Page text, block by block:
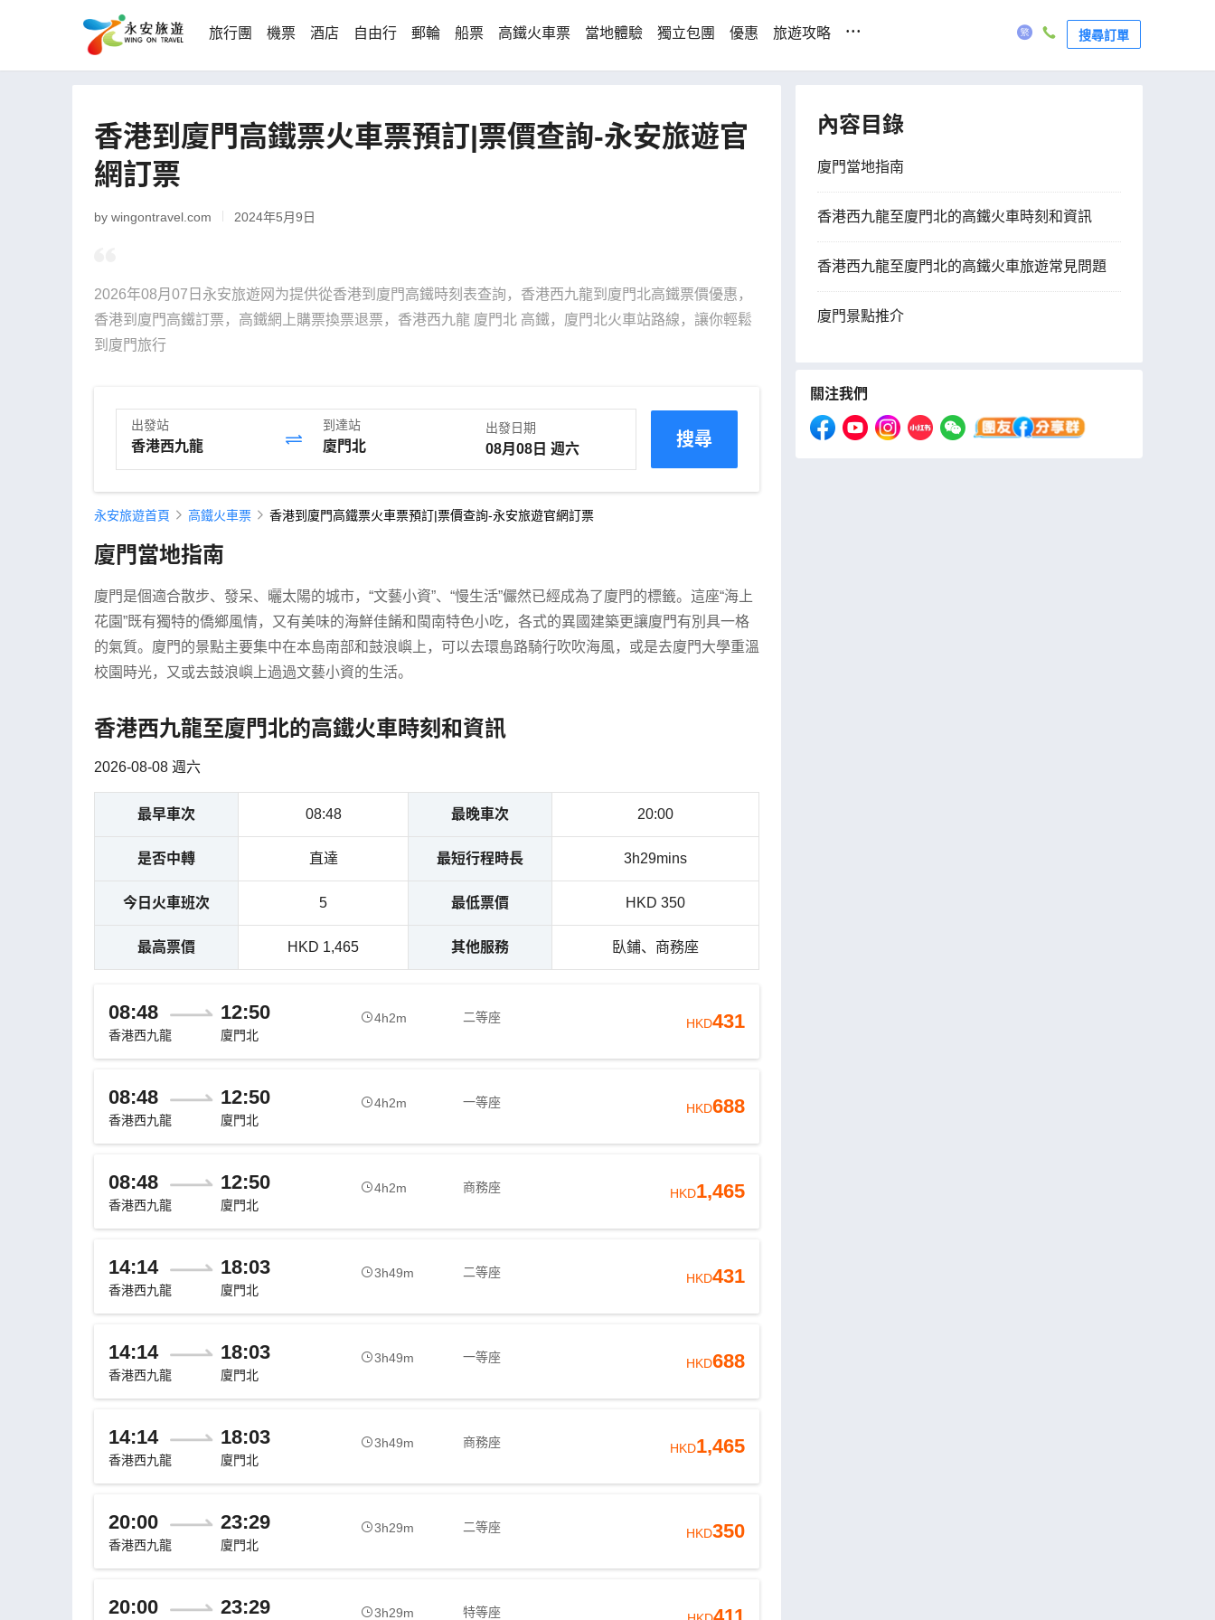
旅行團 機票 酒店 自由行 郵輪 船票 高鐵火車票 當地體驗 獨立包團 優惠 旅遊攻略 ... 搜尋訂單
香港到廈門高鐵票火車票預訂|票價查詢-永安旅遊官
網訂票
by wingontravel.com 2024年5月9日
2026年08月07日永安旅遊网为提供從香港到廈門高鐵時刻表查詢，香港西九龍到廈門北高鐵票價優惠，
香港到廈門高鐵訂票，高鐵網上購票換票退票，香港西九龍 廈門北 高鐵，廈門北火車站路線，讓你輕鬆
到廈門旅行
出發站 到達站 出發日期
搜尋
永安旅遊首頁 高鐵火車票 香港到廈門高鐵票火車票預訂|票價查詢-永安旅遊官網訂票
廈門當地指南
廈門是個適合散步、發呆、曬太陽的城市，“文藝小資”、“慢生活”儼然已經成為了廈門的標籤。這座“海上
花園”既有獨特的僑鄉風情，又有美味的海鮮佳餚和閩南特色小吃，各式的異國建築更讓廈門有別具一格
的氣質。廈門的景點主要集中在本島南部和鼓浪嶼上，可以去環島路騎行吹吹海風，或是去廈門大學重溫
校園時光，又或去鼓浪嶼上過過文藝小資的生活。
香港西九龍至廈門北的高鐵火車時刻和資訊
2026-08-08 週六
最早車次 08:48 最晚車次 20:00
是否中轉 直達 最短行程時長 3h29mins
今日火車班次 5 最低票價 HKD 350
最高票價 HKD 1,465 其他服務 臥鋪、商務座
08:48 12:50
香港西九龍 廈門北
4h2m 二等座 HKD431
08:48 12:50
香港西九龍 廈門北
4h2m 一等座 HKD688
08:48 12:50
香港西九龍 廈門北
4h2m 商務座 HKD1,465
14:14 18:03
香港西九龍 廈門北
3h49m 二等座 HKD431
14:14 18:03
香港西九龍 廈門北
3h49m 一等座 HKD688
14:14 18:03
香港西九龍 廈門北
3h49m 商務座 HKD1,465
20:00 23:29
香港西九龍 廈門北
3h29m 二等座 HKD350
20:00 23:29 3h29m 特等座
內容目錄
廈門當地指南
香港西九龍至廈門北的高鐵火車時刻和資訊
香港西九龍至廈門北的高鐵火車旅遊常見問題
廈門景點推介
關注我們